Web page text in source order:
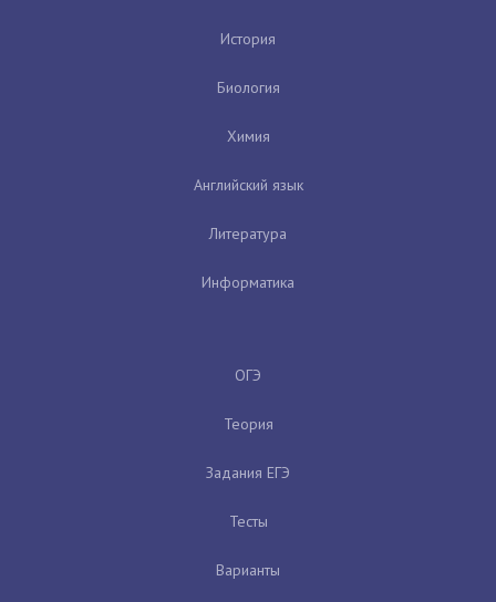
История
Биология
Химия
Английский язык
Литература
Информатика
ОГЭ
Теория
Задания ЕГЭ
Тесты
Варианты